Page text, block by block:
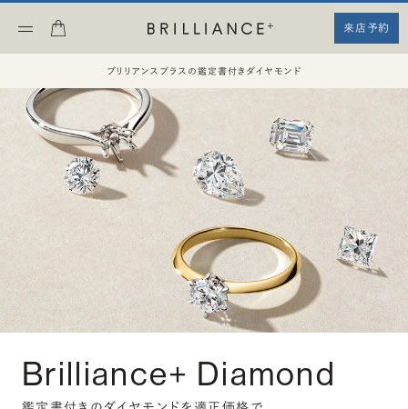
来店予約
ブリリアンスプラスの鑑定書付きダイヤモンド
Brilliance+ Diamond